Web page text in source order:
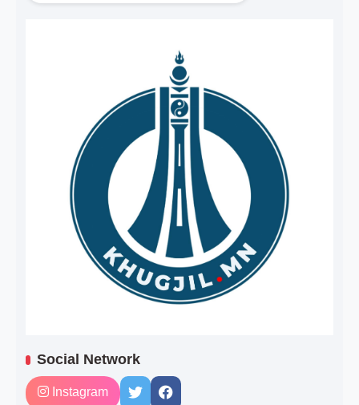
Social Network
Instagram